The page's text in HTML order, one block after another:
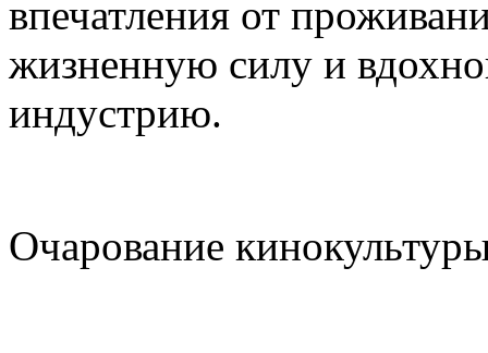
впечатления от
жизненную силу и
индустрию.
Очарование